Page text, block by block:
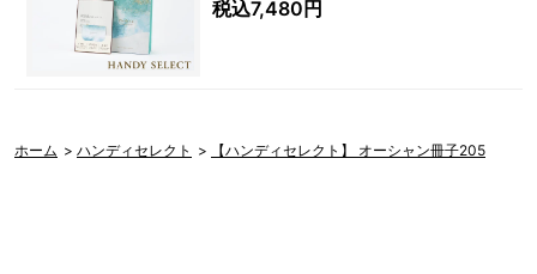
税込7,480円
ホーム > ハンディセレクト > 【ハンディセレクト】 オーシャン冊子205